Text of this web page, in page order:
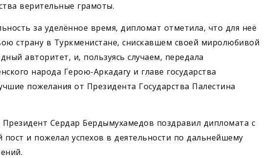
верительные грамоты.
за уделённое время, дипломат отметила, что для неё
страну в Туркменистане, снискавшем своей миролюбивой
авторитет, и, пользуясь случаем, передала
народа Герою-Аркадагу и главе государства
пожелания от Президента Государства Палестина
Сердар Бердымухамедов поздравил дипломата с
и пожелал успехов в деятельности по дальнейшему